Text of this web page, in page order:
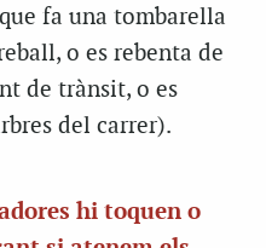
fa una tombarella
o es rebenta de
de trànsit, o es
del carrer).
hi toquen o